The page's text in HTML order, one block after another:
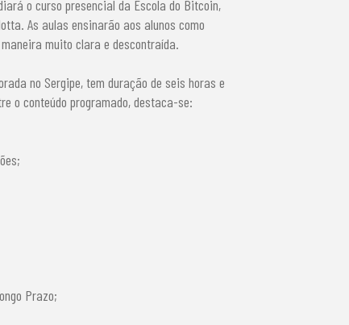
o curso presencial da Escola do Bitcoin,
As aulas ensinarão aos alunos como
muito clara e descontraída.
no Sergipe, tem duração de seis horas e
o conteúdo programado, destaca-se:
Prazo;